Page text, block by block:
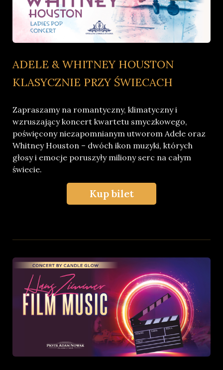
ADELE & WHITNEY HOUSTON
KLASYCZNIE PRZY ŚWIECACH
Zapraszamy na romantyczny, klimatyczny i
wzruszający koncert kwartetu smyczkowego,
poświęcony niezapomnianym utworom Adele oraz
Whitney Houston – dwóch ikon muzyki, których
głosy i emocje poruszyły miliony serc na całym
świecie.
Kup bilet